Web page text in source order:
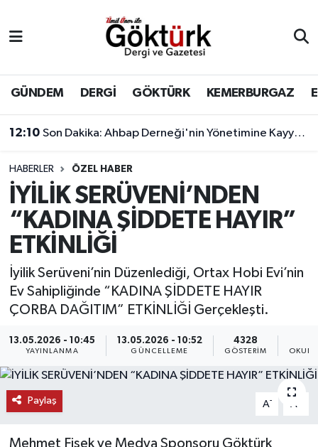
GÜNDEM DERGİ GÖKTÜRK KEMERBURGAZ
12:10 Son Dakika: Ahbap Derneği'nin Yönetimine Kayyum Atandı
HABERLER ÖZEL HABER
İYİLİK SERÜVENİ’NDEN
“KADINA ŞİDDETE HAYIR”
ETKİNLİĞİ
İyilik Serüveni’nin Düzenlediği, Ortax Hobi Evi’nin
Ev Sahipliğinde “KADINA ŞİDDETE HAYIR
ÇORBA DAĞITIM” ETKİNLİĞİ Gerçekleşti.
13.05.2026 - 10:45
YAYINLANMA
13.05.2026 - 10:52
GÜNCELLEME
4328
GÖSTERIM
Paylaş A- A
Mehmet Fişek ve Medya Sponsoru Göktürk
BİLİM
DERGİ
DÜNYA
EĞİTİM
EKONOMİ
GÖKTÜRK
GÜNDEM
KEMERBURGAZ
KÜLTÜR - SANAT
MAGAZİN
Eyüpsultan Hava Durumu
Eyüpsultan Trafik Yoğunluk Haritası
Süper Lig Puan Durumu ve Fikstür
Tüm Manşetler
Son Dakika Haberleri
Haber Arşivi